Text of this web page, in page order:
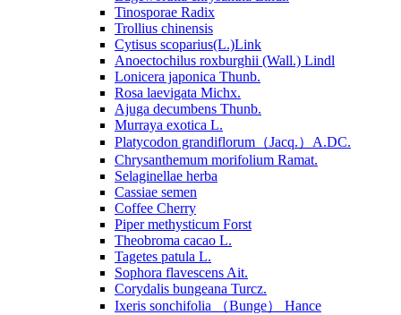
Tinosporae Radix
Trollius chinensis
Cytisus scoparius(L.)Link
Anoectochilus roxburghii (Wall.) Lindl
Lonicera japonica Thunb.
Rosa laevigata Michx.
Ajuga decumbens Thunb.
Murraya exotica L.
Platycodon grandiflorum（Jacq.）A.DC.
Chrysanthemum morifolium Ramat.
Selaginellae herba
Cassiae semen
Coffee Cherry
Piper methysticum Forst
Theobroma cacao L.
Tagetes patula L.
Sophora flavescens Ait.
Corydalis bungeana Turcz.
Ixeris sonchifolia （Bunge） Hance